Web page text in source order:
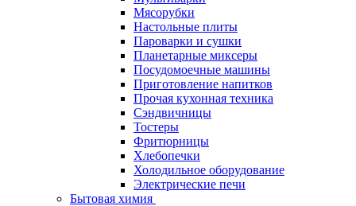
Мясорубки
Настольные плиты
Пароварки и сушки
Планетарные миксеры
Посудомоечные машины
Приготовление напитков
Прочая кухонная техника
Сэндвичницы
Тостеры
Фритюрницы
Хлебопечки
Холодильное оборудование
Электрические печи
Бытовая химия